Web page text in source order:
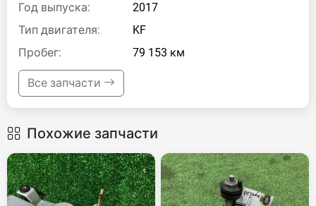
Год выпуска:
2017
Тип двигателя:
KF
Пробег:
79 153 км
Все запчасти
Похожие запчасти